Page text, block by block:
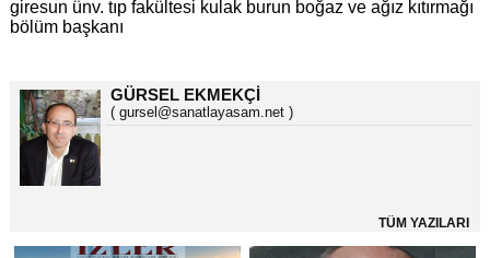
giresun ünv. tıp fakültesi kulak burun boğaz ve ağız kıtırmağı
bölüm başkanı
GÜRSEL EKMEKÇİ
( gursel@sanatlayasam.net )
TÜM YAZILARI